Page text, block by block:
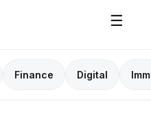
☰
Finance Digital